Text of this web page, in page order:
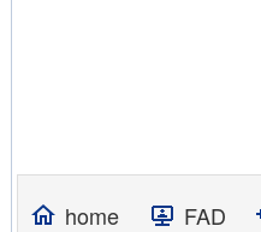
home FAD